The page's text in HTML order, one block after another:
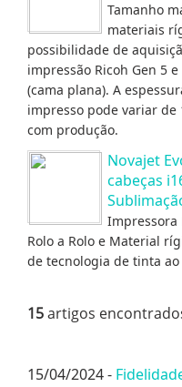
Tamanho
materiais
possibilidade de
impressão Ricoh Gen 5
(cama plana). A
impresso pode variar
com produção.
Novajet
cabeças
Impressora
Rolo a Rolo e Material
de tecnologia de tinta
15artigos
15/04/2024 -